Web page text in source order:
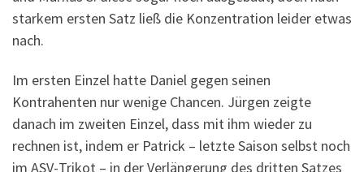
starkem ersten Satz ließ die Konzentration leider etwas
nach.
Im ersten Einzel hatte Daniel gegen seinen
Kontrahenten nur wenige Chancen. Jürgen zeigte
danach im zweiten Einzel, dass mit ihm wieder zu
rechnen ist, indem er Patrick – letzte Saison selbst noch
im ASV-Trikot – in der Verlängerung des dritten Satzes